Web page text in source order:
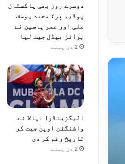
دوسرے روز بھی پاکستان
پوڈیم پر؛ محمد یوسف
علی اور عمر یاسین نے
برانز میڈل جیت لیا
2 دن پہلے
الیگزینڈرا ایالا نے
واشنگٹن اوپن جیت کر
تاریخ رقم کر دی
2 دن پہلے